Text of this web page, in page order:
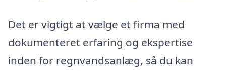
Det er vigtigt at vælge et firma med
dokumenteret erfaring og ekspertise
inden for regnvandsanlæg, så du kan